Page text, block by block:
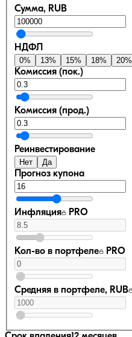
Сумма, RUB
НДФЛ
0% 13% 15% 18% 20%
Комиссия (пок.)
Комиссия (прод.)
Реинвестирование
Нет Да
Прогноз купона
Инфляция PRO
Кол-во в портфеле PRO
Средняя в портфеле, RUB